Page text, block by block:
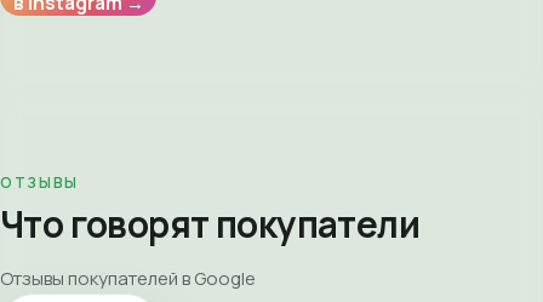
ОТЗЫВЫ
Что говорят покупатели
Отзывы покупателей в Google